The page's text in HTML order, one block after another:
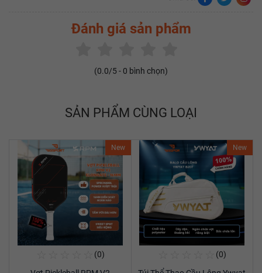
Đánh giá sản phẩm
(0.0/5 - 0 bình chọn)
SẢN PHẨM CÙNG LOẠI
New
(0)
New
(0)